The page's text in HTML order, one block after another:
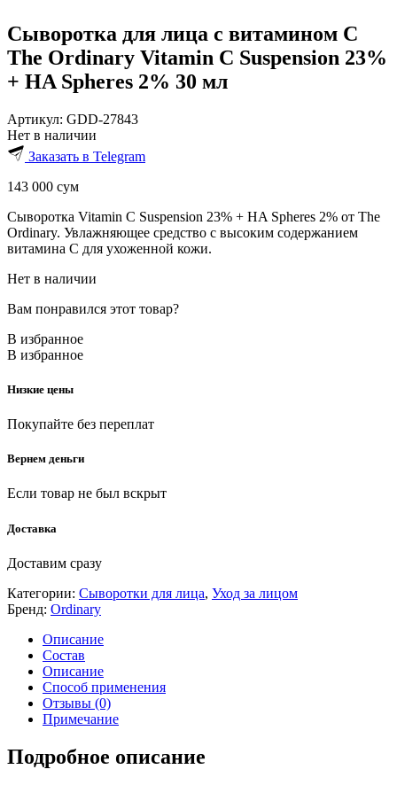
Сыворотка для лица с витамином С
The Ordinary Vitamin C Suspension 23%
+ HA Spheres 2% 30 мл
Артикул: GDD-27843
Нет в наличии
Заказать в Telegram
143 000 сум
Сыворотка Vitamin C Suspension 23% + HA Spheres 2% от The
Ordinary. Увлажняющее средство с высоким содержанием
витамина С для ухоженной кожи.
Нет в наличии
Вам понравился этот товар?
В избранное
В избранное
Низкие цены
Покупайте без переплат
Вернем деньги
Если товар не был вскрыт
Доставка
Доставим сразу
Категории: Сыворотки для лица, Уход за лицом
Бренд: Ordinary
Описание
Состав
Описание
Способ применения
Отзывы (0)
Примечание
Подробное описание